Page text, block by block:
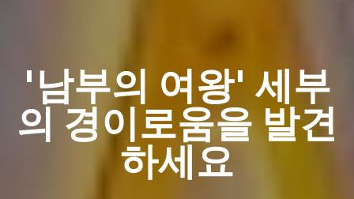
'남부의 여왕' 세부
의 경이로움을 발견
하세요